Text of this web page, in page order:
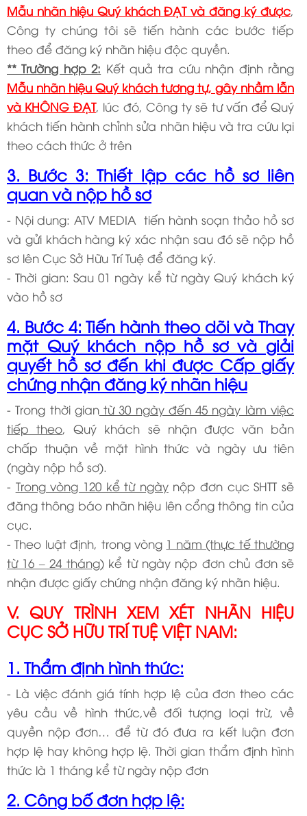
Mẫu nhãn hiệu Quý khách ĐẠT và đăng ký được
Công ty chúng tôi sẽ tiến hành các bước tiếp
theo để đăng ký nhãn hiệu độc quyền.
** Trường hợp 2: Kết quả tra cứu nhận định rằng
Mẫu nhãn hiệu Quý khách tương tự, gây nhầm lẫn
và KHÔNG ĐẠT, lúc đó, Công ty sẽ tư vấn để Quý
khách tiến hành chỉnh sửa nhãn hiệu và tra cứu lại
theo cách thức ở trên
3. Bước 3: Thiết lập các hồ sơ liên
quan và nộp hồ sơ
- Nội dung: ATV MEDIA tiến hành soạn thảo hồ sơ
và gửi khách hàng ký xác nhận sau đó sẽ nộp hồ
sơ lên Cục Sở Hữu Trí Tuệ để đăng ký.
- Thời gian: Sau 01 ngày kể từ ngày Quý khách ký
vào hồ sơ
4. Bước 4: Tiến hành theo dõi và Thay
mặt Quý khách nộp hồ sơ và giải
quyết hồ sơ đến khi được Cấp giấy
chứng nhận đăng ký nhãn hiệu
- Trong thời giantừ 30 ngày đến 45 ngày làm việc
tiếp theo , Quý khách sẽ nhận được văn bản
chấp thuận về mặt hình thức và ngày ưu tiên
(ngày nộp hồ sơ).
- Trong vòng 120 kể từ ngàynộp đơn cục SHTT sẽ
đăng thông báo nhãn hiệu lên cổng thông tin của
cục.
- Theo luật định, trong vòng 1 năm (thực tế thường
từ 16 – 24 tháng)kể từ ngày nộp đơn chủ đơn sẽ
nhận được giấy chứng nhận đăng ký nhãn hiệu.
V. QUY TRÌNH XEM XÉT NHÃN HIỆU
CỤC SỞ HỮU TRÍ TUỆ VIỆT NAM:
1. Thẩm định hình thức:
- Là việc đánh giá tính hợp lệ của đơn theo các
yêu cầu về hình thức,về đối tượng loại trừ, về
quyền nộp đơn… để từ đó đưa ra kết luận đơn
hợp lệ hay không hợp lệ. Thời gian thẩm định hình
thức là 1 tháng kể từ ngày nộp đơn
2. Công bố đơn hợp lệ: